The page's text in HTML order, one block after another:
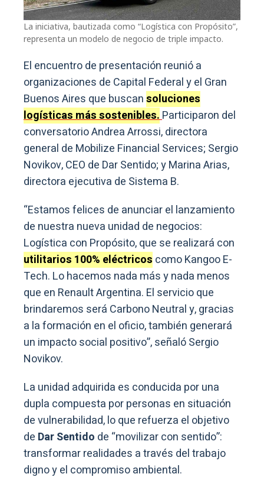
La iniciativa, bautizada como “Logística con Propósito”,
representa un modelo de negocio de triple impacto.
El encuentro de presentación reunió a
organizaciones de Capital Federal y el Gran
Buenos Aires que buscansoluciones
logísticas más sostenibles.Participaron del
conversatorio Andrea Arrossi, directora
general de Mobilize Financial Services; Sergio
Novikov, CEO de Dar Sentido; y Marina Arias,
directora ejecutiva de Sistema B.
“Estamos felices de anunciar el lanzamiento
de nuestra nueva unidad de negocios:
Logística con Propósito, que se realizará con
utilitarios 100% eléctricos como Kangoo E-
Tech. Lo hacemos nada más y nada menos
que en Renault Argentina. El servicio que
brindaremos será Carbono Neutral y, gracias
a la formación en el oficio, también generará
un impacto social positivo”, señaló Sergio
Novikov.
La unidad adquirida es conducida por una
dupla compuesta por personas en situación
de vulnerabilidad, lo que refuerza el objetivo
de Dar Sentido de “movilizar con sentido”:
transformar realidades a través del trabajo
digno y el compromiso ambiental.